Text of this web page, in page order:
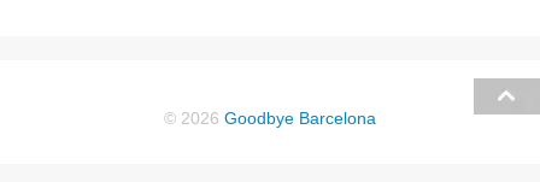
© 2026 Goodbye Barcelona